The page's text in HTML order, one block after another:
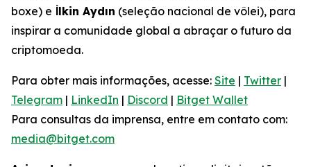
boxe) e İlkin Aydın (seleção nacional de vôlei), para
inspirar a comunidade global a abraçar o futuro da
criptomoeda.
Para obter mais informações, acesse: Site | Twitter |
Telegram | LinkedIn | Discord | Bitget Wallet
Para consultas da imprensa, entre em contato com:
media@bitget.com